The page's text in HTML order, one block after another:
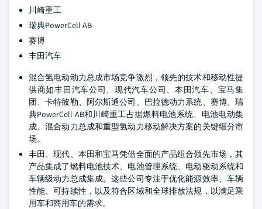
川崎重工
瑞典PowerCell AB
赛博
丰田汽车
混合氢电动动力总成市场竞争激烈，领先的技术和移动性提
供商如丰田汽车公司、现代汽车公司、本田汽车、宝马集
团、卡特彼勒、阿尔斯通公司、巴拉德动力系统、赛博、瑞
典PowerCell AB和川崎重工占据燃料电池系统、电池电动集
成、混合动力总成和重型氢动力移动解决方案的关键细分市
场。
丰田、现代、本田和宝马凭借全面的产品组合领先市场，其
产品集成了燃料电池技术、电池管理系统、电动驱动系统和
车辆级动力总成集成。这些公司专注于优化能源效率、车辆
性能、可持续性，以及符合区域和全球排放法规，以满足乘
用车和商用车的需求。